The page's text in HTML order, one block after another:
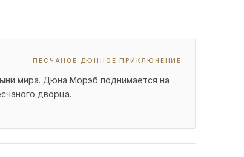
ПЕСЧАНОЕ ДЮННОЕ ПРИКЛЮЧЕНИЕ
мира. Дюна Морэб поднимается на
дворца.